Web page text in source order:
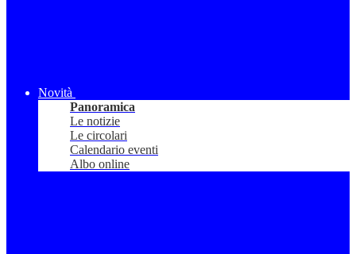
Novità
Panoramica
Le notizie
Le circolari
Calendario eventi
Albo online